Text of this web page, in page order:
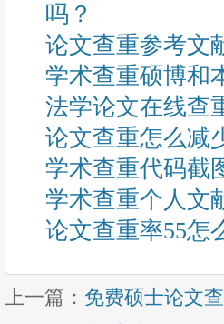
吗？
论文查重参考文
学术查重硕博和
法学论文在线查
论文查重怎么减
学术查重代码截
学术查重个人文
论文查重率55怎
上一篇： 免费硕士论文